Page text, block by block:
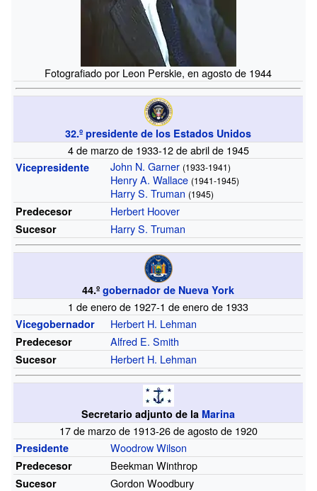
Fotografiado por Leon Perskie, en agosto de 1944
32.º presidente de los Estados Unidos
4 de marzo de 1933-12 de abril de 1945
Vicepresidente John N. Garner (1933-1941)
Henry A. Wallace (1941-1945)
Harry S. Truman (1945)
Predecesor Herbert Hoover
Sucesor Harry S. Truman
44.ºgobernador de Nueva York
1 de enero de 1927-1 de enero de 1933
Vicegobernador Herbert H. Lehman
Predecesor Alfred E. Smith
Sucesor Herbert H. Lehman
Secretario adjunto de la Marina
17 de marzo de 1913-26 de agosto de 1920
Presidente Woodrow Wilson
Predecesor Beekman Winthrop
Sucesor Gordon Woodbury